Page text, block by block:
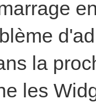
la
les